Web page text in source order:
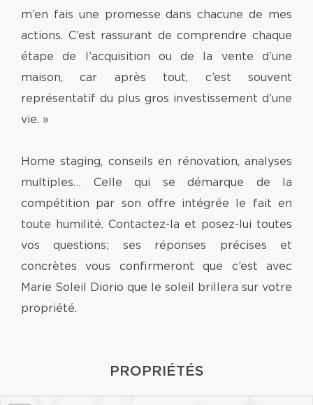
m’en fais une promesse dans chacune de mes
actions. C’est rassurant de comprendre chaque
étape de l’acquisition ou de la vente d’une
maison, car après tout, c’est souvent
représentatif du plus gros investissement d’une
vie. »
Home staging, conseils en rénovation, analyses
multiples… Celle qui se démarque de la
compétition par son offre intégrée le fait en
toute humilité. Contactez-la et posez-lui toutes
vos questions; ses réponses précises et
concrètes vous confirmeront que c’est avec
Marie Soleil Diorio que le soleil brillera sur votre
propriété.
PROPRIÉTÉS